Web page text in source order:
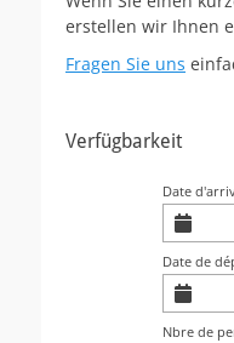
erstellen wir Ihnen
Fragen Sie uns
Verfügbarkeit
Date
Date de
Nbre de